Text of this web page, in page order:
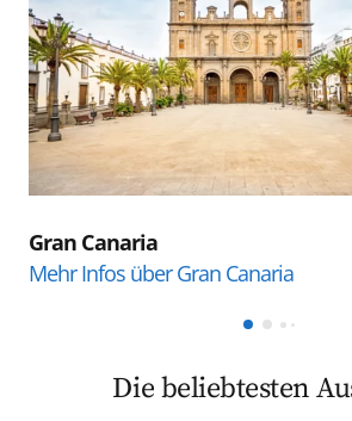
Gran Canaria
Mehr Infos über Gran Canaria
Die beliebtesten